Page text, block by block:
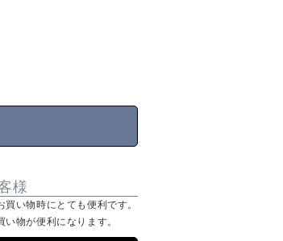
様
い物時にとても便利です。
物が便利になります。